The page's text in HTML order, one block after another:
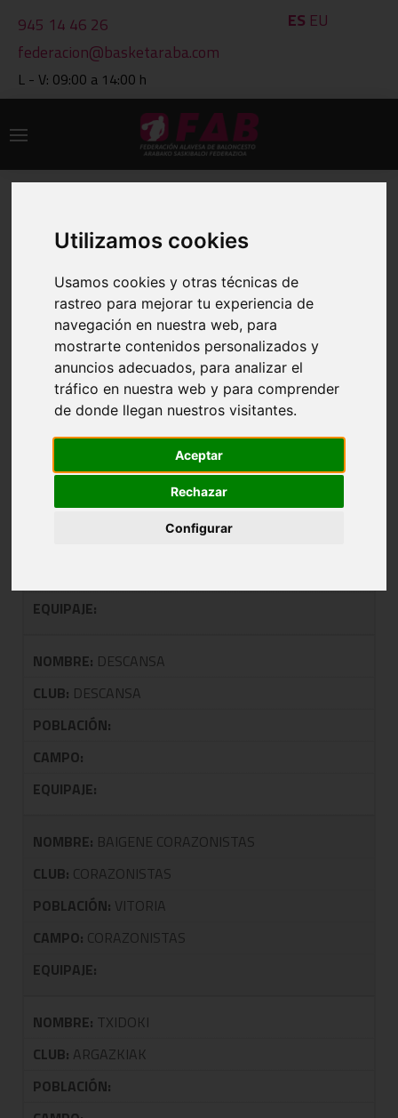
Utilizamos cookies
Usamos cookies y otras técnicas de
rastreo para mejorar tu experiencia de
navegación en nuestra web, para
mostrarte contenidos personalizados y
anuncios adecuados, para analizar el
tráfico en nuestra web y para comprender
de donde llegan nuestros visitantes.
Aceptar
Rechazar
Configurar
945 14 46 26
federacion@basketaraba.com
L - V: 09:00 a 14:00 h
ES EU
CALENDARIOS Y RESULTADOS
VER OTRO GRUPO
GRUPO: 0701 MASTER FEMENINA-
GRUPO ÚNICO
NOMBRE:CLUB BALONCESTO BERRIRO
CLUB:BERRIRO C.B.
EQUIPAJE:
NOMBRE: DESCANSA
CLUB: DESCANSA
POBLACIÓN:
CAMPO:
EQUIPAJE:
NOMBRE: BAIGENE CORAZONISTAS
CLUB: CORAZONISTAS
POBLACIÓN: VITORIA
CAMPO: CORAZONISTAS
EQUIPAJE:
NOMBRE: TXIDOKI
CLUB: ARGAZKIAK
POBLACIÓN: